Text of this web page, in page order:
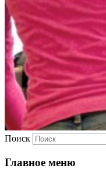
Поиск
Главное меню